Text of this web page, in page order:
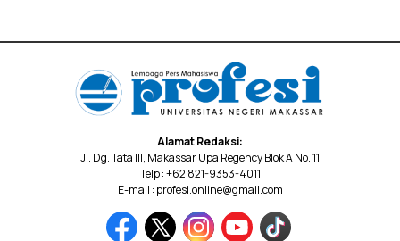
Alamat Redaksi:
Jl. Dg. Tata III, Makassar Upa Regency Blok A No. 11
Telp : +62 821-9353-4011
E-mail : profesi.online@gmail.com